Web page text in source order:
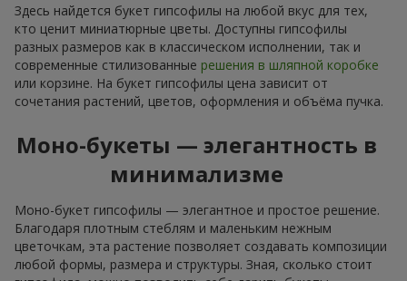
Здесь найдется букет гипсофилы на любой вкус для тех,
кто ценит миниатюрные цветы. Доступны гипсофилы
разных размеров как в классическом исполнении, так и
современные стилизованные решения в шляпной коробке
или корзине. На букет гипсофилы цена зависит от
сочетания растений, цветов, оформления и объёма пучка.
Моно-букеты — элегантность в
минимализме
Моно-букет гипсофилы — элегантное и простое решение.
Благодаря плотным стеблям и маленьким нежным
цветочкам, эта растение позволяет создавать композиции
любой формы, размера и структуры. Зная, сколько стоит